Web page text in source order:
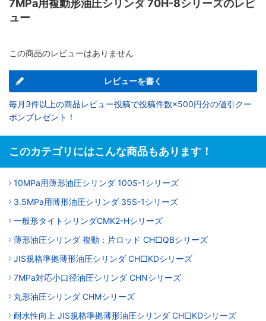
7MPa用複動形油圧シリンダ 70H-8シリーズのレビ
ュー
この商品のレビューはありません
レビューを書く
毎月3件以上の商品レビュー投稿で投稿件数×500円分の値引クー
ポンプレゼント！
このカテゴリにはこんな商品もあります！
10MPa用薄形油圧シリンダ 100S-1シリーズ
3.5MPa用薄形油圧シリンダ 35S-1シリーズ
一般形タイトシリンダCMK2-Hシリーズ
薄形油圧シリンダ 複動：片ロッド CH□QBシリーズ
JIS規格準拠薄形油圧シリンダ CH□KDシリーズ
7MPa対応小口径油圧シリンダ CHNシリーズ
丸形油圧シリンダ CHMシリーズ
耐水性向上 JIS規格準拠薄形油圧シリンダ CH□KDシリーズ